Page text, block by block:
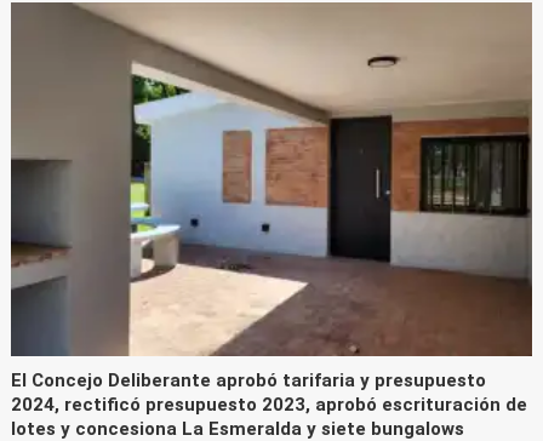
El Concejo Deliberante aprobó tarifaria y presupuesto
2024, rectificó presupuesto 2023, aprobó escrituración de
lotes y concesiona La Esmeralda y siete bungalows